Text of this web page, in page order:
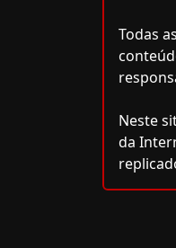
Todas
Neste
da